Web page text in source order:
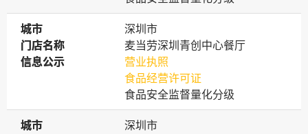
城市
城市
深圳市
门店名称
门店名称
麦当劳深圳青创中心餐厅
信息公示
信息公示
营业执照
食品经营许可证
食品安全监督量化分级
城市
城市
深圳市